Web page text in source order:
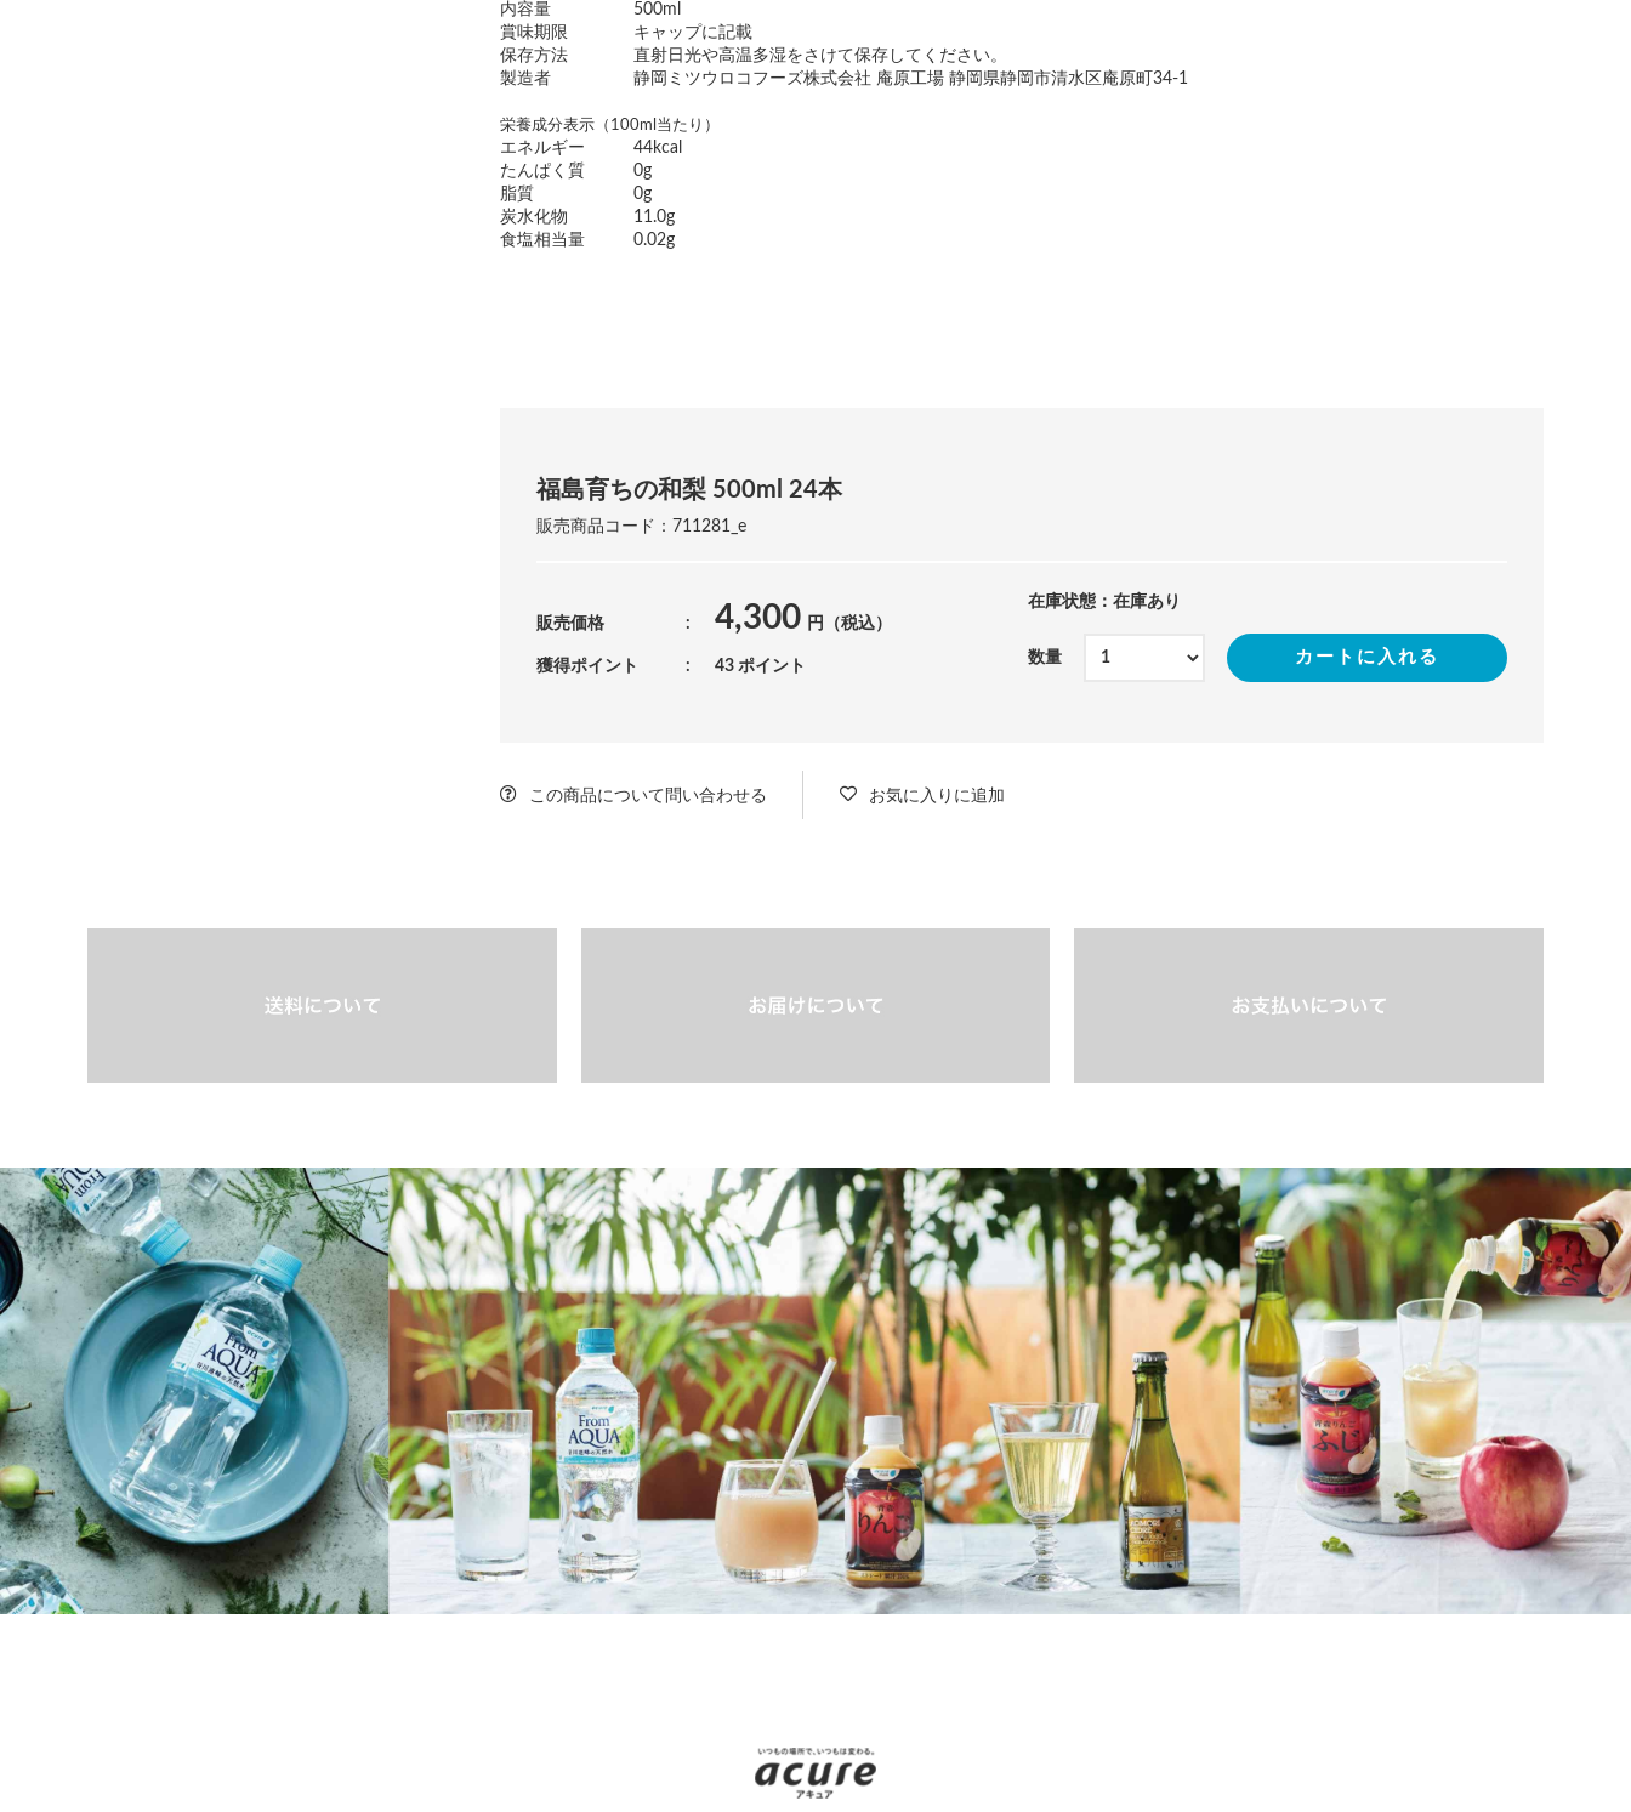
内容量
500ml
賞味期限
キャップに記載
保存方法
直射日光や高温多湿をさけて保存してください。
製造者
静岡ミツウロコフーズ株式会社 庵原工場 静岡県静岡市清水区庵原町34-1
栄養成分表示（100ml当たり）
エネルギー
44kcal
たんぱく質
0g
脂質
0g
炭水化物
11.0g
食塩相当量
0.02g
福島育ちの和梨 500ml 24本
販売商品コード：711281_e
販売価格 4,300 円（税込）
獲得ポイント 43 ポイント
在庫状態：在庫あり
数量 カートに入れる
この商品について問い合わせる お気に入りに追加